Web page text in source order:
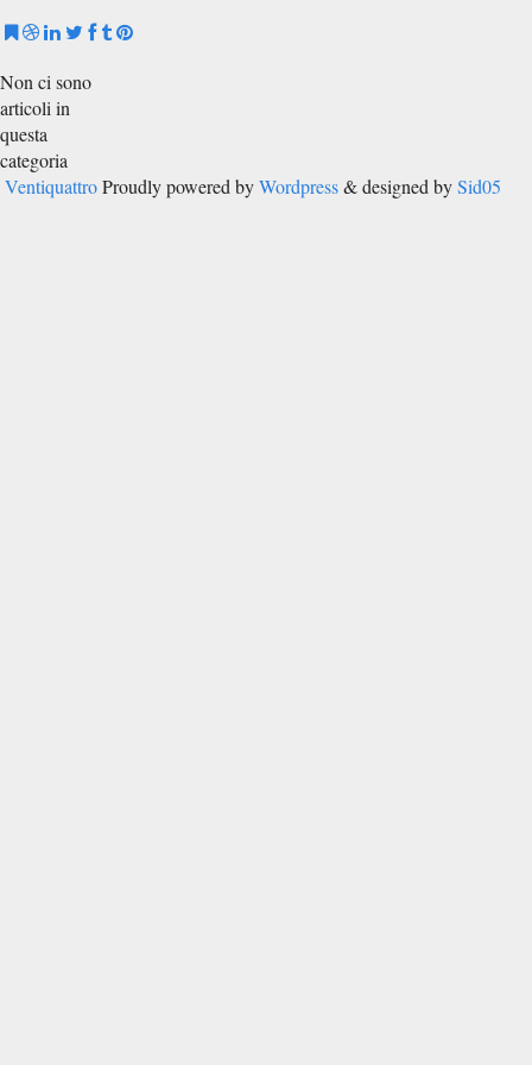
Non ci sono
articoli in
questa
categoria
Ventiquattro Proudly powered byWordpress& designed bySid05